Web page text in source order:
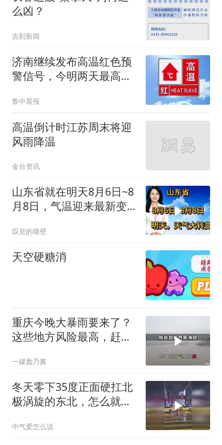
么凶？
吉刻新闻
济南继续发布高温红色预
警信号，今明两天最高气
34℃
鲁中晨报
高温倒计时江苏周末将迎
风雨降温
金台资讯
山东省就在明天8月6日~8
月8日，气温迎来最新变
叹息的墙壁
天空硬糖消
重庆今晚大暴雨要来了？
这些地方风险最高，赶紧
一罐蠢乃酱
冬天零下35度正面硬扛北
极涡旋的东北，怎么就成
中气爱怎么说